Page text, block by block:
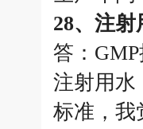
28、注
答：
注射用水
标准，我